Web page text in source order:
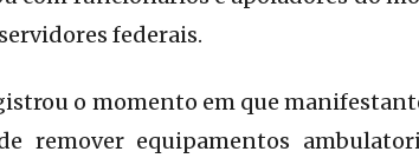
federais.
o momento em que
remover equipamentos